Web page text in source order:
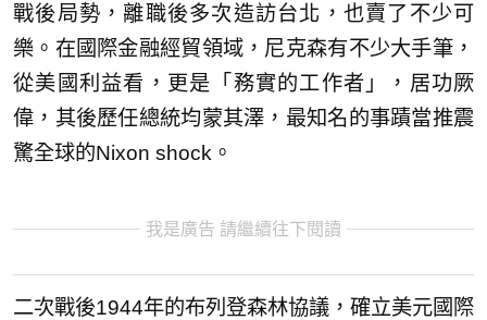
戰後局勢，離職後多次造訪台北，也賣了不少可
樂。在國際金融經貿領域，尼克森有不少大手筆，
從美國利益看，更是「務實的工作者」，居功厥
偉，其後歷任總統均蒙其澤，最知名的事蹟當推震
驚全球的Nixon shock。
我是廣告 請繼續往下閱讀
二次戰後1944年的布列登森林協議，確立美元國際